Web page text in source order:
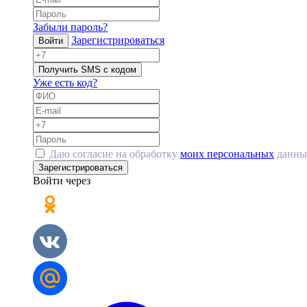
Забыли пароль?
Войти Зарегистрироваться
Получить SMS с кодом
Уже есть код?
Даю согласие на обработку моих персональных
Зарегистрироваться
Войти через